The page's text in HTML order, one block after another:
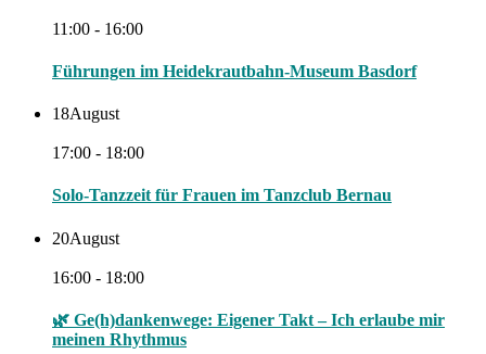
11:00 - 16:00
Führungen im Heidekrautbahn-Museum Basdorf
18August
17:00 - 18:00
Solo-Tanzzeit für Frauen im Tanzclub Bernau
20August
16:00 - 18:00
🌿 Ge(h)dankenwege: Eigener Takt – Ich erlaube mir
meinen Rhythmus